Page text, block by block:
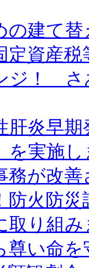
の建て
定資産税
ジ！ さ
肝炎早
を実施
務が改
防火防災
取り組
尊い命を